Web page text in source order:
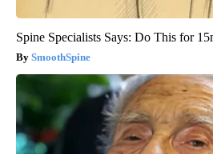
Spine Specialists Says: Do This for
SmoothSpine